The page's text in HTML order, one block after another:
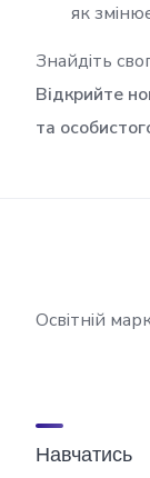
як
Знайдіть
Відкрийте
та
Освітній
Навчатись